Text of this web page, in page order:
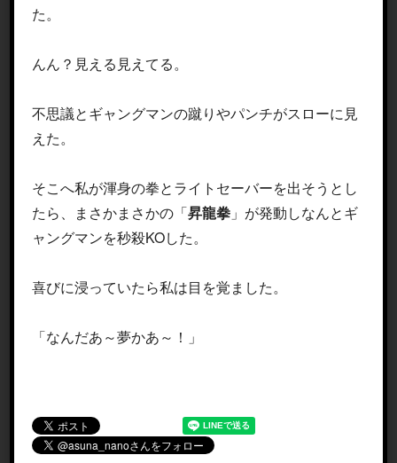
た。
んん？見える見えてる。
不思議とギャングマンの蹴りやパンチがスローに見
えた。
そこへ私が渾身の拳とライトセーバーを出そうとし
たら、まさかまさかの「昇龍拳 」が発動しなんとギ
ャングマンを秒殺KOした。
喜びに浸っていたら私は目を覚ました。
「なんだあ～夢かあ～！」